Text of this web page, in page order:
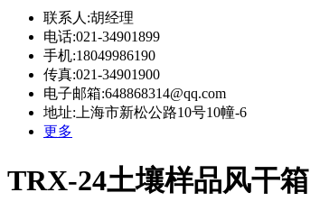
联系人:胡经理
电话:021-34901899
手机:18049986190
传真:021-34901900
电子邮箱:648868314@qq.com
地址:上海市新松公路10号10幢-6
更多
TRX-24土壤样品风干箱